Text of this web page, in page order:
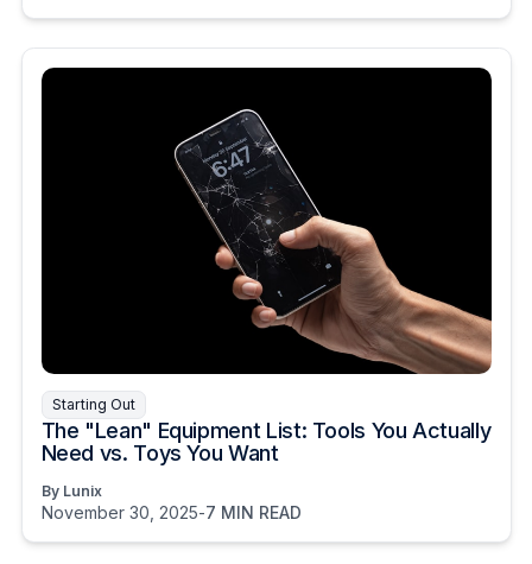
Starting Out
The "Lean" Equipment List: Tools You Actually
Need vs. Toys You Want
By Lunix
November 30, 2025-7 MIN READ